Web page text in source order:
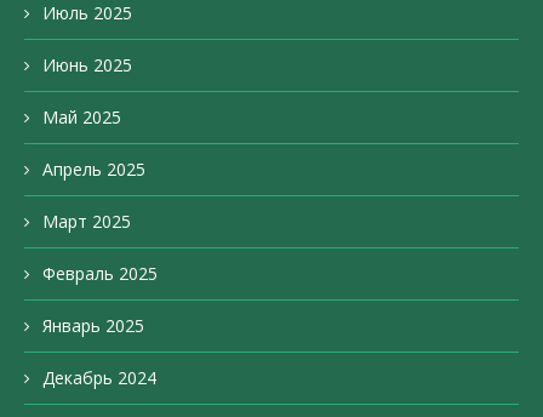
Июль 2025
Июнь 2025
Май 2025
Апрель 2025
Март 2025
Февраль 2025
Январь 2025
Декабрь 2024